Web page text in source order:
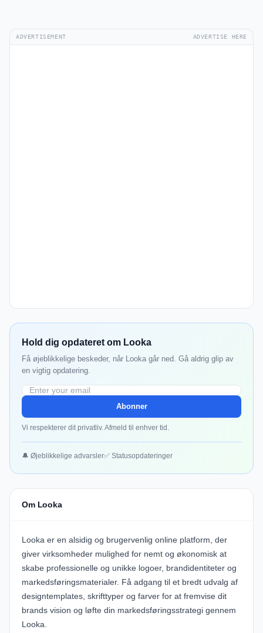
ADVERTISEMENT ADVERTISE HERE
Hold dig opdateret om Looka
Få øjeblikkelige beskeder, når Looka går ned. Gå aldrig glip av
en vigtig opdatering.
Abonner
Vi respekterer dit privatliv. Afmeld til enhver tid.
🔔 Øjeblikkelige advarsler✅ Statusopdateringer
Om Looka
Looka er en alsidig og brugervenlig online platform, der
giver virksomheder mulighed for nemt og økonomisk at
skabe professionelle og unikke logoer, brandidentiteter og
markedsføringsmaterialer. Få adgang til et bredt udvalg af
designtemplates, skrifttyper og farver for at fremvise dit
brands vision og løfte din markedsføringsstrategi gennem
Looka.